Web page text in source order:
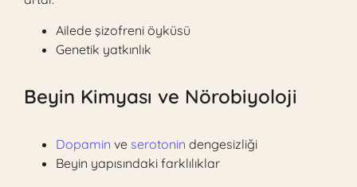
Ailede şizofreni öyküsü
Genetik yatkınlık
Beyin Kimyası ve Nörobiyoloji
Dopamin ve serotonin dengesizliği
Beyin yapısındaki farklılıklar